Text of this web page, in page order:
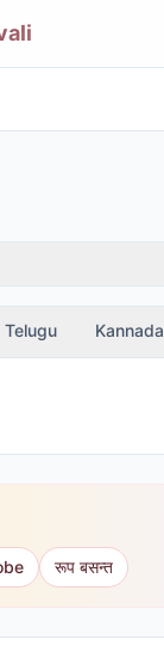
Telugu Kannada
रूप बसन्त